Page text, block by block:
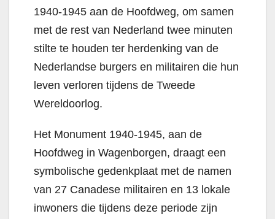
1940-1945 aan de Hoofdweg, om samen
met de rest van Nederland twee minuten
stilte te houden ter herdenking van de
Nederlandse burgers en militairen die hun
leven verloren tijdens de Tweede
Wereldoorlog.
Het Monument 1940-1945, aan de
Hoofdweg in Wagenborgen, draagt een
symbolische gedenkplaat met de namen
van 27 Canadese militairen en 13 lokale
inwoners die tijdens deze periode zijn